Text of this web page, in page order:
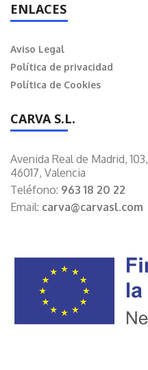
ENLACES
Aviso Legal
Política de privacidad
Política de Cookies
CARVA S.L.
Avenida Real de Madrid, 103,
46017, Valencia
Teléfono: 963 18 20 22
Email: carva@carvasl.com